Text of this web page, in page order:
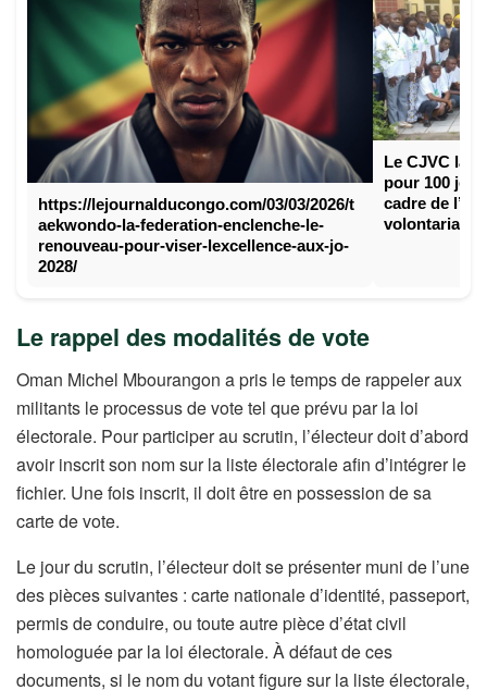
https://lejournalducongo.com/03/03/2026/t
aekwondo-la-federation-enclenche-le-
renouveau-pour-viser-lexcellence-aux-jo-
2028/
Le CJVC
pour 100
cadre de
volontariat
Le rappel des modalités de vote
Oman Michel Mbourangon a pris le temps de rappeler aux
militants le processus de vote tel que prévu par la loi
électorale. Pour participer au scrutin, l’électeur doit d’abord
avoir inscrit son nom sur la liste électorale afin d’intégrer le
fichier. Une fois inscrit, il doit être en possession de sa
carte de vote.
Le jour du scrutin, l’électeur doit se présenter muni de l’une
des pièces suivantes : carte nationale d’identité, passeport,
permis de conduire, ou toute autre pièce d’état civil
homologuée par la loi électorale. À défaut de ces
documents, si le nom du votant figure sur la liste électorale,